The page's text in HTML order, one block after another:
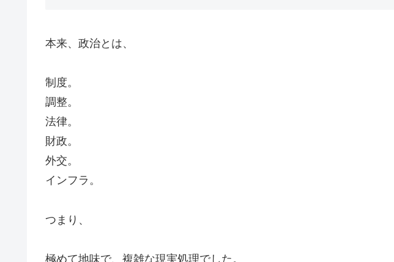
本来、政治とは、
制度。
調整。
法律。
財政。
外交。
インフラ。
つまり、
極めて地味で、複雑な現実処理でした。